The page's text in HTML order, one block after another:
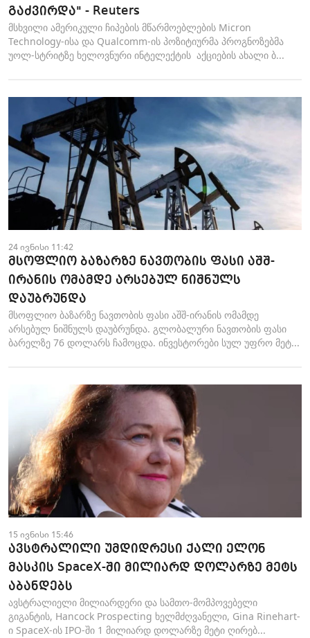
გაძვირდა" - Reuters
მსხვილი ამერიკული ჩიპების მწარმოებლების Micron
Technology-ისა და Qualcomm-ის პოზიტიურმა პროგნოზებმა
უოლ-სტრიტზე ხელოვნური ინტელექტის აქციების ახალი ბ...
24 ივნისი 11:42
მსოფლიო ბაზარზე ნავთობის ფასი აშშ-
ირანის ომამდე არსებულ ნიშნულს
დაუბრუნდა
მსოფლიო ბაზარზე ნავთობის ფასი აშშ-ირანის ომამდე
არსებულ ნიშნულს დაუბრუნდა. გლობალური ნავთობის ფასი
ბარელზე 76 დოლარს ჩამოცდა. ინვესტორები სულ უფრო მეტ...
15 ივნისი 15:46
ავსტრალილი უმდიდრესი ქალი ელონ
მასკის SpaceX-ში მილიარდ დოლარზე მეტს
აბანდებს
ავსტრალიელი მილიარდერი და სამთო-მომპოვებელი
გიგანტის, Hancock Prospecting⁠ ხელმძღვანელი, Gina Rinehart-
ი SpaceX-ის IPO-ში 1 მილიარდ დოლარზე მეტი ღირებ...